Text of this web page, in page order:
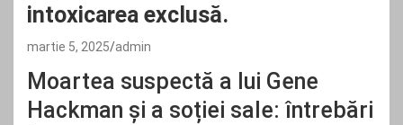
intoxicarea exclusă.
martie 5, 2025 admin
Moartea suspectă a lui Gene
Hackman și a soției sale: întrebări